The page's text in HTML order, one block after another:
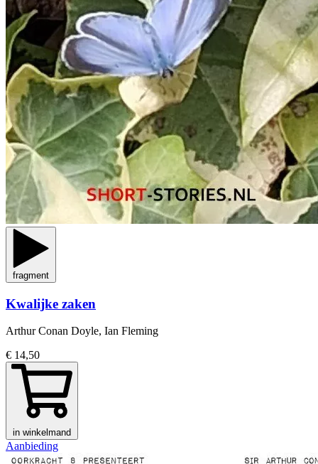
fragment
Kwalijke zaken
Arthur Conan Doyle, Ian Fleming
€ 14,50
in winkelmand
Aanbieding